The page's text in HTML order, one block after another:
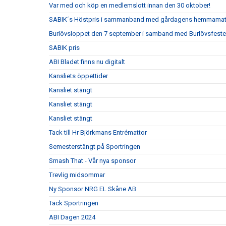
Var med och köp en medlemslott innan den 30 oktober!
SABIK´s Höstpris i sammanband med gårdagens
Burlövsloppet den 7 september i samband med
SABIK pris
ABI Bladet finns nu digitalt
Kansliets öppettider
Kansliet stängt
Kansliet stängt
Kansliet stängt
Tack till Hr Björkmans Entrémattor
Semesterstängt på Sportringen
Smash That - Vår nya sponsor
Trevlig midsommar
Ny Sponsor NRG EL Skåne AB
Tack Sportringen
ABI Dagen 2024